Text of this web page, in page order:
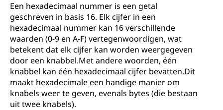
Een hexadecimaal nummer is een getal
geschreven in basis 16. Elk cijfer in een
hexadecimaal nummer kan 16 verschillende
waarden (0-9 en A-F) vertegenwoordigen, wat
betekent dat elk cijfer kan worden weergegeven
door een knabbel.Met andere woorden, één
knabbel kan één hexadecimaal cijfer bevatten.Dit
maakt hexadecimale een handige manier om
knabels weer te geven, evenals bytes (die bestaan ​​
uit twee knabels).